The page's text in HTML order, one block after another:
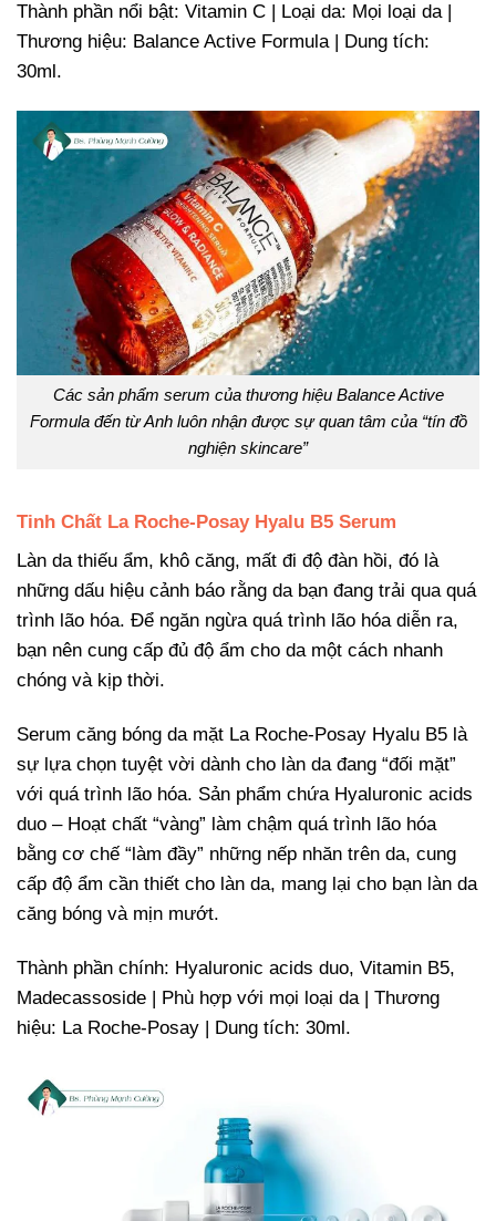
Thành phần nổi bật: Vitamin C | Loại da: Mọi loại da |
Thương hiệu: Balance Active Formula | Dung tích:
30ml.
Các sản phẩm serum của thương hiệu Balance Active
Formula đến từ Anh luôn nhận được sự quan tâm của “tín đồ
nghiện skincare”
Tinh Chất La Roche-Posay Hyalu B5 Serum
Làn da thiếu ẩm, khô căng, mất đi độ đàn hồi, đó là
những dấu hiệu cảnh báo rằng da bạn đang trải qua quá
trình lão hóa. Để ngăn ngừa quá trình lão hóa diễn ra,
bạn nên cung cấp đủ độ ẩm cho da một cách nhanh
chóng và kịp thời.
Serum căng bóng da mặt La Roche-Posay Hyalu B5 là
sự lựa chọn tuyệt vời dành cho làn da đang “đối mặt”
với quá trình lão hóa. Sản phẩm chứa Hyaluronic acids
duo – Hoạt chất “vàng” làm chậm quá trình lão hóa
bằng cơ chế “làm đầy” những nếp nhăn trên da, cung
cấp độ ẩm cần thiết cho làn da, mang lại cho bạn làn da
căng bóng và mịn mướt.
Thành phần chính: Hyaluronic acids duo, Vitamin B5,
Madecassoside | Phù hợp với mọi loại da | Thương
hiệu: La Roche-Posay | Dung tích: 30ml.